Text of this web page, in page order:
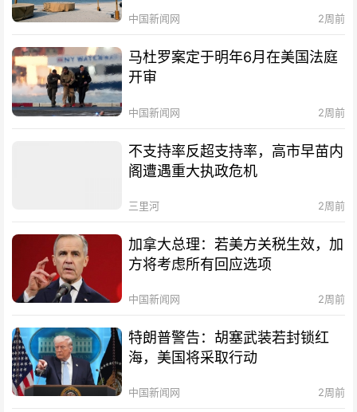
中国新闻网 2周前
马杜罗案定于明年6月在美国法庭
开审
中国新闻网 2周前
不支持率反超支持率，高市早苗内
阁遭遇重大执政危机
三里河 2周前
加拿大总理：若美方关税生效，加
方将考虑所有回应选项
中国新闻网 2周前
特朗普警告：胡塞武装若封锁红
海，美国将采取行动
中国新闻网 2周前